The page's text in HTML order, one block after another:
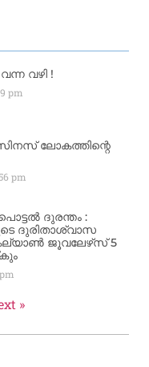
വഴി !
pm
ലോകത്തിന്റെ
pm
ദുരന്തം :
ദുരിതാശ്വാസ
കല്യാണ്‍ ജൂവലേഴ്‌സ് 5
»